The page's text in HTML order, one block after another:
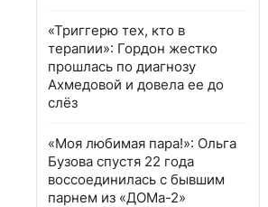
«Триггерю тех, кто в
терапии»: Гордон жестко
прошлась по диагнозу
Ахмедовой и довела ее до
слёз
«Моя любимая пара!»: Ольга
Бузова спустя 22 года
воссоединилась с бывшим
парнем из «ДОМа-2»